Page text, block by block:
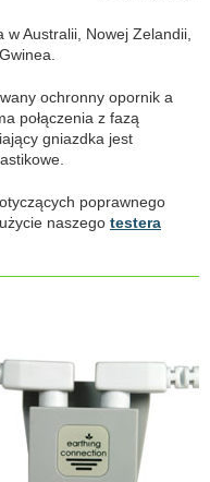
Australii, Nowej Zelandii,
ochronny opornik a
połączenia z fazą
gniazdka jest
poprawnego
naszego testera